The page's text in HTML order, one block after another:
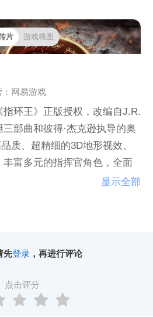
片 游戏截图
：网易游戏
指环王》正版授权，改编自J.R.
部曲和彼得·杰克逊执导的奥
质、超精细的3D地形视效、
富多元的指挥官角色，全面
·杰克逊创造的奇幻中土世界
纪元后，魔戒再度现身于古
治中土的野心，一场围绕至
发。在这场光明与邪恶的碰
，更多传奇荣耀时刻将在此
家进入中土世界，招募原著
显示全部
先登录，再进行评论
点击评分